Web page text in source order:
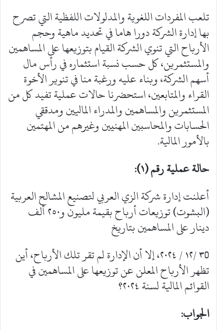
تلعب المفردات اللغوية والمدلولات اللفظية التي تصرح
بها إدارة الشركة دورا هاما في تحديد ماهية وحجم
الأرباح التي تنوي الشركة القيام بتوزيعها على المساهمين
والمستثمرين، كل حسب نسبة استثماره في رأس مال
أسهم الشركة، وبناء عليه ورغبة منا في تنوير الأخوة
القراء والمتابعين، استحضرنا حالات عملية تفيد كل من
المستثمرين والمساهمين والمدراء الماليين ومدققي
الحسابات والمحاسبين المهنيين وغيرهم من المهتمين
بالأمور المالية.
حالة عملية رقم (١):
أعلنت إدارة شركة الزي العربي لتصنيع المشالح العربية
(البشوت) توزيعات أرباح بقيمة مليون و٢٥٠ ألف
دينار على المساهمين بتاريخ
٣0 /١٢ / ٢٠٢٤، إلا أن الإدارة لم تقر تلك الأرباح، أين
تظهر الأرباح المعلن عن توزيعها على المساهمين في
القوائم المالية لسنة ٢٠٢٤؟
الجواب: